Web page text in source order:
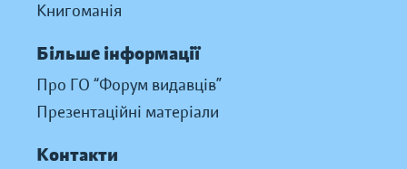
Книгоманія
Більше інформації
Про ГО “Форум видавців”
Презентаційні матеріали
Контакти